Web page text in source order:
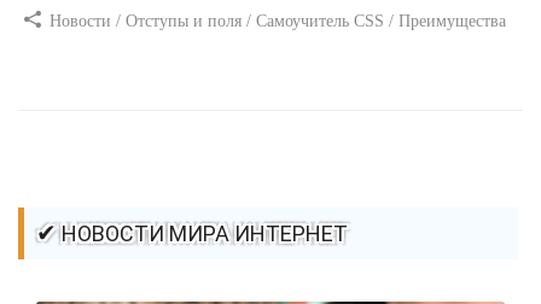
Новости / Отступы и поля / Самоучитель CSS / Преимущества
✔ НОВОСТИ МИРА ИНТЕРНЕТ